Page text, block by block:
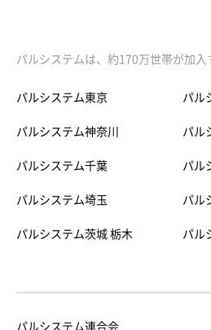
パルシステムは、約170万世帯が加
パルシステム東京
パルシステム神奈川
パルシステム千葉
パルシステム埼玉
パルシステム茨城 栃木
パル
パル
パル
パル
パル
パルシステム連合会